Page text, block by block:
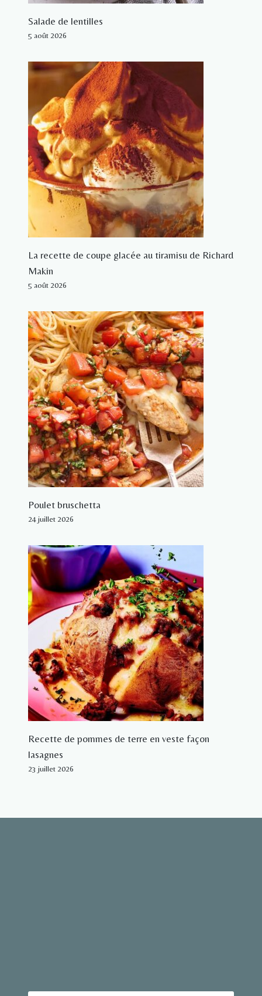
Salade de lentilles
5 août 2026
La recette de coupe glacée au tiramisu de Richard
Makin
5 août 2026
Poulet bruschetta
24 juillet 2026
Recette de pommes de terre en veste façon
lasagnes
23 juillet 2026